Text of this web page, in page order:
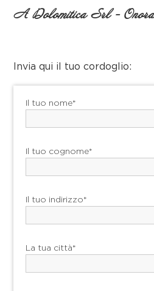
A Dolomitica Srl -
Invia qui il tuo cordoglio:
Il tuo nome*
Il tuo cognome*
Il tuo indirizzo*
La tua città*